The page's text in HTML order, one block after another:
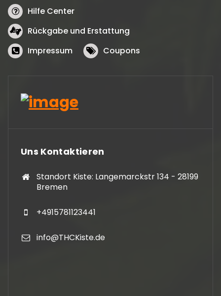
Hilfe Center
Rückgabe und Erstattung
Impressum
Coupons
Uns Kontaktieren
Standort Kiste: Langemarckstr 134 - 28199
Bremen
+4915781123441
info@THCKiste.de